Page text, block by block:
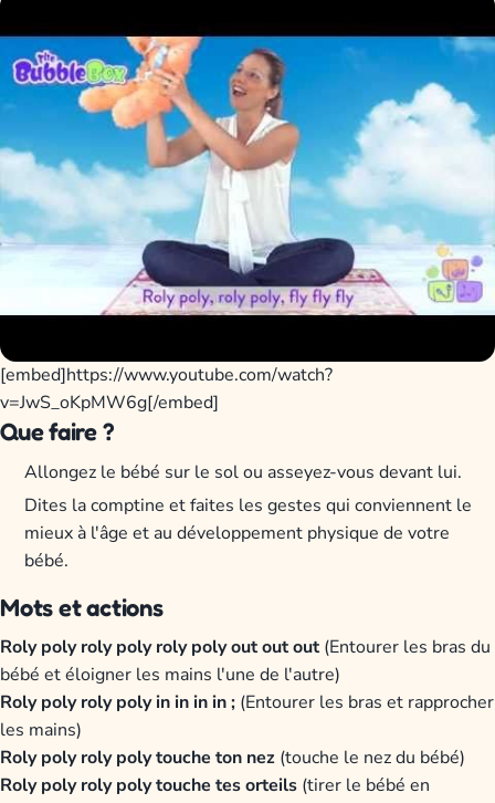
[embed]https://www.youtube.com/watch?
v=JwS_oKpMW6g[/embed]
Que faire ?
Allongez le bébé sur le sol ou asseyez-vous devant lui.
Dites la comptine et faites les gestes qui conviennent le
mieux à l'âge et au développement physique de votre
bébé.
Mots et actions
Roly poly roly poly roly poly out out out(Entourer les bras du
bébé et éloigner les mains l'une de l'autre)
Roly poly roly poly in in in in ; (Entourer les bras et rapprocher
les mains)
Roly poly roly poly touche ton nez (touche le nez du bébé)
Roly poly roly poly touche tes orteils (tirer le bébé en